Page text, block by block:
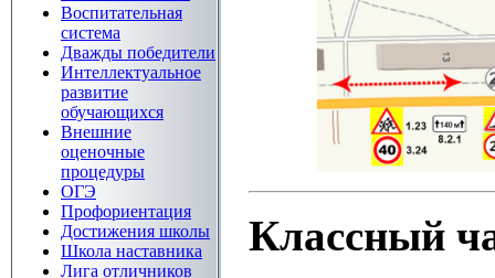
Воспитательная
система
Дважды победители
Интеллектуальное
развитие
обучающихся
Внешние
оценочные
процедуры
ОГЭ
Профориентация
Достижения школы
Школа наставника
Лига отличников
Классный